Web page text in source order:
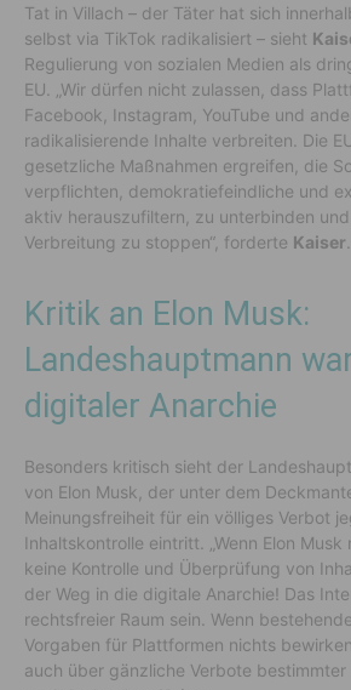
Tat in Villach – der Täter hat sich
selbst via TikTok radikalisiert – sieht
Regulierung von sozialen Medien als
EU. „Wir dürfen nicht zulassen, dass
Facebook, Instagram, YouTube und
radikalisierende Inhalte verbreiten. Die
gesetzliche Maßnahmen ergreifen, die
verpflichten, demokratiefeindliche und
aktiv herauszufiltern, zu unterbinden
Verbreitung zu stoppen“, forderte Kaiser
Kritik an Elon Musk:
Landeshauptmann
digitaler Anarchie
Besonders kritisch sieht der
von Elon Musk, der unter dem
Meinungsfreiheit für ein völliges Verbot
Inhaltskontrolle eintritt. „Wenn Elon
keine Kontrolle und Überprüfung von
der Weg in die digitale Anarchie! Das
rechtsfreier Raum sein. Wenn
Vorgaben für Plattformen nichts
auch über gänzliche Verbote bestimmter